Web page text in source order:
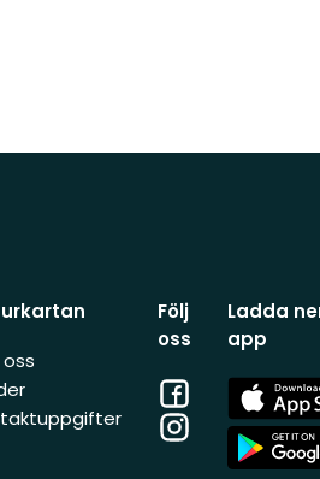
Följ
oss
Facebook
Instagram
Ladda
app
App
Store
App
Store